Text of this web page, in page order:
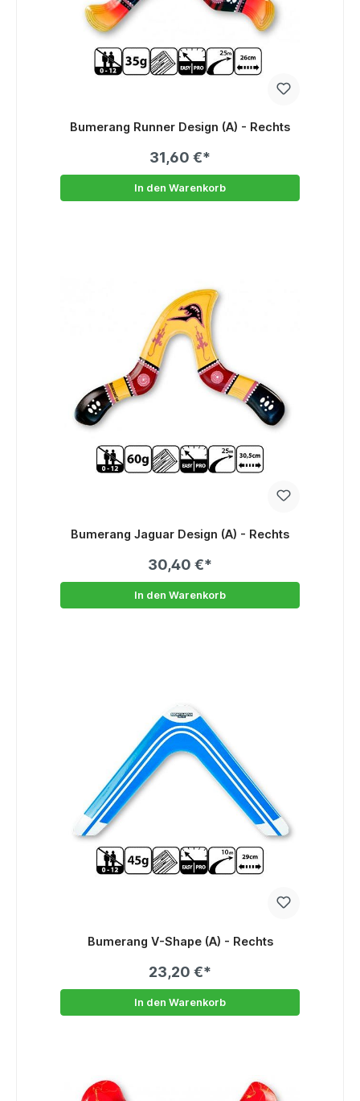
Bumerang Runner Design (A) - Rechts
31,60 €*
In den Warenkorb
Bumerang Jaguar Design (A) - Rechts
30,40 €*
In den Warenkorb
Bumerang V-Shape (A) - Rechts
23,20 €*
In den Warenkorb